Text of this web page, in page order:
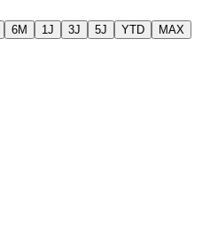
6M 1J 3J 5J YTD MAX